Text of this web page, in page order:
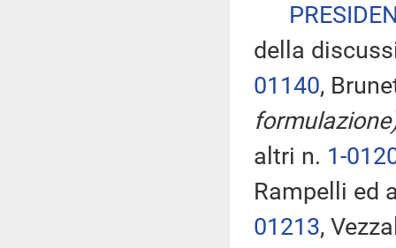
della
01140,
altri n. 1-
Rampelli ed
01213,